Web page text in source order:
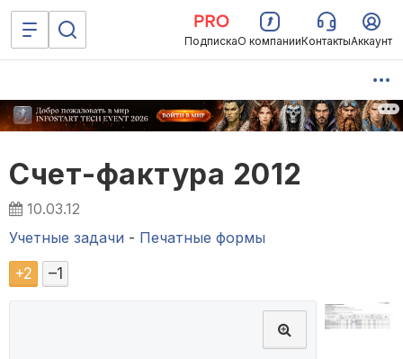
ПодпискаО компанииКонтактыАккаунт
Счет-фактура 2012
10.03.12
Учетные задачи - Печатные формы
+2 –1